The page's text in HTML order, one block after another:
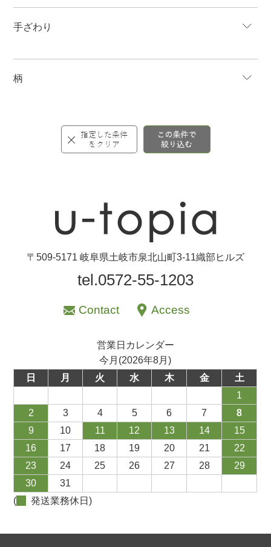
手ざわり
柄
〒509-5171 岐阜県土岐市泉北山町3-11織部ヒルズ
tel.0572-55-1203
Contact Access
営業日カレンダー
今月(2026年8月)
日
月 火 水 木 金
土
1
2
3 4 5 6 7
8
9
10 11 12 13 14
15
16
17 18 19 20 21
22
23
24 25 26 27 28
29
30
31
(
発送業務休日)